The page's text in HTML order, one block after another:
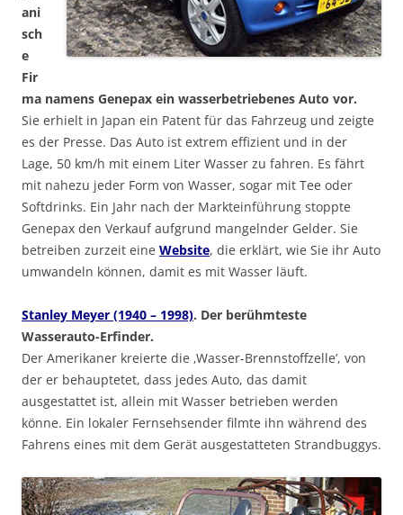
ani
sch
e
Fir
ma namens Genepax ein wasserbetriebenes Auto vor.
Sie erhielt in Japan ein Patent für das Fahrzeug und zeigte
es der Presse. Das Auto ist extrem effizient und in der
Lage, 50 km/h mit einem Liter Wasser zu fahren. Es fährt
mit nahezu jeder Form von Wasser, sogar mit Tee oder
Softdrinks. Ein Jahr nach der Markteinführung stoppte
Genepax den Verkauf aufgrund mangelnder Gelder. Sie
betreiben zurzeit eine Website, die erklärt, wie Sie ihr Auto
umwandeln können, damit es mit Wasser läuft.
Stanley Meyer (1940 – 1998). Der berühmteste
Wasserauto-Erfinder.
Der Amerikaner kreierte die ‚Wasser-Brennstoffzelle’, von
der er behauptetet, dass jedes Auto, das damit
ausgestattet ist, allein mit Wasser betrieben werden
könne. Ein lokaler Fernsehsender filmte ihn während des
Fahrens eines mit dem Gerät ausgestatteten Strandbuggys.